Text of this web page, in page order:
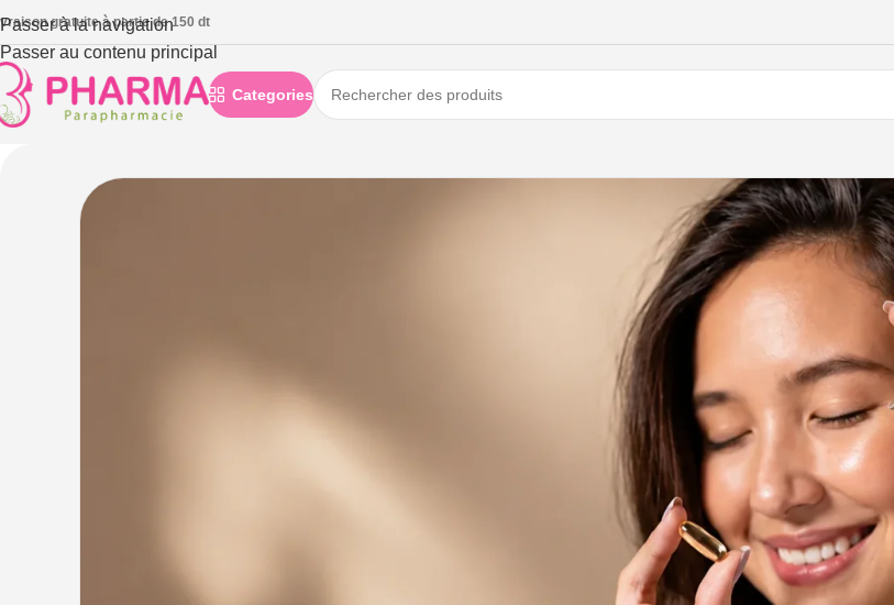
Passer à la navigation
Passer au contenu principal
gratuite à partie de 150 dt
Categories